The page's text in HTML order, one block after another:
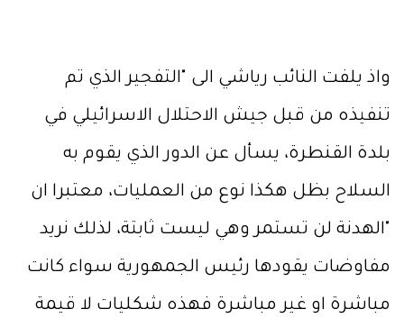
واذ يلفت النائب رياشي الى "التفجير الذي تم
تنفيذه من قبل جيش الاحتلال الاسرائيلي في
بلدة القنطرة، يسأل عن الدور الذي يقوم به
السلاح بظل هكذا نوع من العمليات، معتبرا ان
"الهدنة لن تستمر وهي ليست ثابتة، لذلك نريد
مفاوضات يقودها رئيس الجمهورية سواء كانت
مباشرة او غير مباشرة فهذه شكليات لا قيمة